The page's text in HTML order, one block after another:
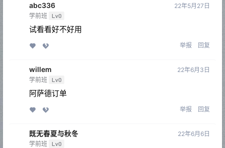
abc336
学前班 Lv0
22年5月27日
试看看好不好用
举报 回复
willem
学前班 Lv0
22年6月3日
阿萨德订单
举报 回复
既无春夏与秋冬
学前班 Lv0
22年6月6日